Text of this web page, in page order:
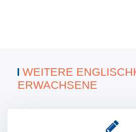
WEITERE
ERWACHSENE